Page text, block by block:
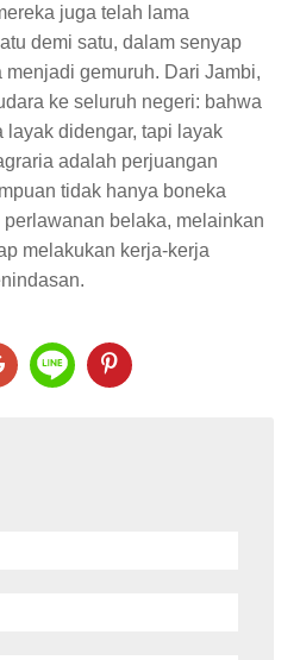
juga telah lama
demi satu, dalam senyap
gemuruh. Dari Jambi,
ke seluruh negeri: bahwa
layak didengar, tapi layak
adalah perjuangan
tidak hanya boneka
belaka, melainkan
melakukan kerja-kerja